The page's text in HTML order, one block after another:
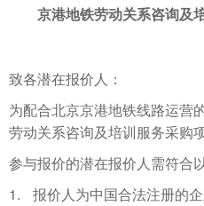
京港地铁劳动关系咨询及
致各潜在报价 人：
为配合北京京港地铁线路运营
劳动关系咨询及培训服务采购
参与报价的潜在报价人需符合
1. 报价人为中国合法注册的